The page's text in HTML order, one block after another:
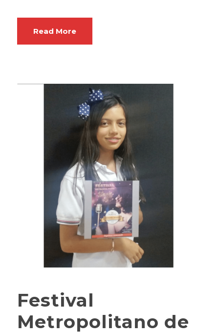
Read More
Festival
Metropolitano de